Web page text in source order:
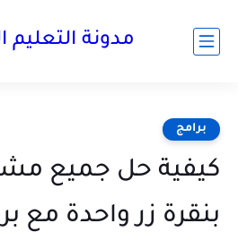
مدونة التعليم
برامج
كيفية حل جميع
بنقرة زر واحدة مع